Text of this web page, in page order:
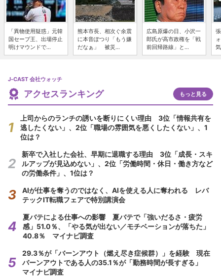
「異物使用疑惑」元韓
国セーブ王、出場停止
明けマウンドで...
熊本市長、相次ぐ余震
に本音ぽつり「もう嫌
だなぁ」 被災...
広島原爆の日、小沢一
郎氏が高市政権を「戦
前回帰路線」と...
J-CAST 会社ウォッチ
アクセスランキング もっと見る
上司からのランチの誘いを断りにくい理由 3位「情報共有を
逃したくない」、2位「職場の雰囲気を悪くしたくない」、1
位は？
新卒で入社した会社、早期に退職する理由 3位「成長・スキ
ルアップが見込めない」、2位「労働時間・休日・働き方など
の労働条件」、1位は？
AIが仕事を奪うのではなく、AIを使える人に奪われる レバ
テックIT転職フェアで特別講演会
夏バテによる仕事への影響 夏バテで「強いだるさ・疲労
感」51.0％、「やる気が出ない／モチベーションが落ちた」
40.8％ マイナビ調査
29.3％が「バーンアウト（燃え尽き症候群）」を経験 現在
バーンアウトである人の35.1％が「勤務時間が長すぎる」
マイナビ調査